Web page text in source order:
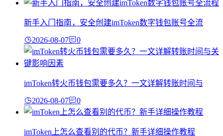
新手入门指南，安全创建imToken数字钱包账号全流
2026-08-07 0
imToken转火币钱包需要多久？一文详解转账时间与
2026-08-07 0
imToken上怎么查看别的代币？新手详细操作教程